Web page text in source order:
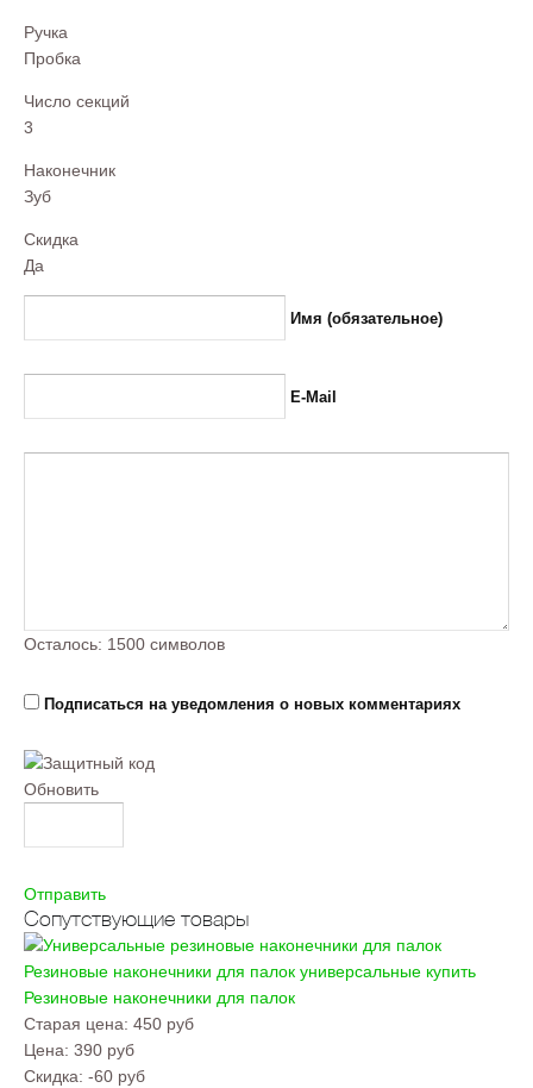
Ручка
Пробка
Число секций
3
Наконечник
Зуб
Скидка
Да
Имя (обязательное)
E-Mail
Осталось: 1500 символов
Подписаться на уведомления о новых комментариях
Обновить
Отправить
Сопутствующие товары
Резиновые наконечники для палок универсальные купить
Резиновые наконечники для палок
Старая цена: 450 руб
Цена: 390 руб
Скидка: -60 руб